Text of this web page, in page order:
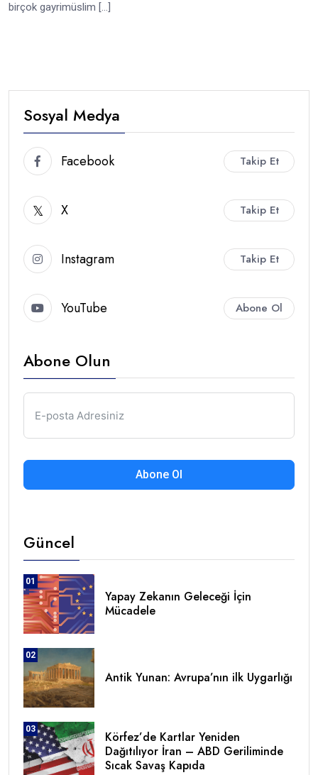
birçok gayrimüslim […]
Sosyal Medya
Facebook Takip Et
X Takip Et
Instagram Takip Et
YouTube Abone Ol
Abone Olun
Abone Ol
Güncel
01
Yapay Zekanın Geleceği İçin
Mücadele
02
Antik Yunan: Avrupa’nın ilk Uygarlığı
03
Körfez’de Kartlar Yeniden
Dağıtılıyor İran – ABD Geriliminde
Sıcak Savaş Kapıda